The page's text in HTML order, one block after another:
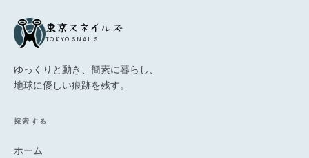
東京スネイルズ
TOKYO SNAILS
ゆっくりと動き、簡素に暮らし、
地球に優しい痕跡を残す。
探索する
ホーム